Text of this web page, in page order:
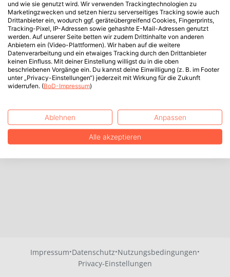
Impressum·Datenschutz·Nutzungsbedingungen·
Privacy-Einstellungen
und wie sie genutzt wird. Wir verwenden Trackingtechnologien zu
Marketingzwecken und setzen hierzu serverseitiges Tracking sowie auch
Drittanbieter ein, wodurch ggf. geräteübergreifend Cookies, Fingerprints,
Tracking-Pixel, IP-Adressen sowie gehashte E-Mail-Adressen genutzt
werden. Auf unserer Seite betten wir zudem Drittinhalte von anderen
Anbietern ein (Video-Plattformen). Wir haben auf die weitere
Datenverarbeitung und ein etwaiges Tracking durch den Drittanbieter
keinen Einfluss. Mit deiner Einstellung willigst du in die oben
beschriebenen Vorgänge ein. Du kannst deine Einwilligung (z. B. im Footer
unter „Privacy-Einstellungen“) jederzeit mit Wirkung für die Zukunft
widerrufen. (BoD-Impressum)
Ablehnen Anpassen
Alle akzeptieren